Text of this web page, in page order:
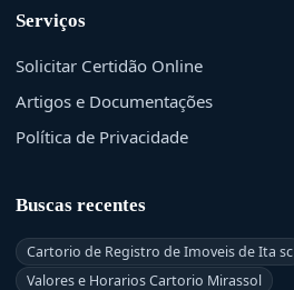
Serviços
Solicitar Certidão Online
Artigos e Documentações
Política de Privacidade
Buscas recentes
Cartorio de Registro de Imoveis de Ita sc
Valores e Horarios Cartorio Mirassol